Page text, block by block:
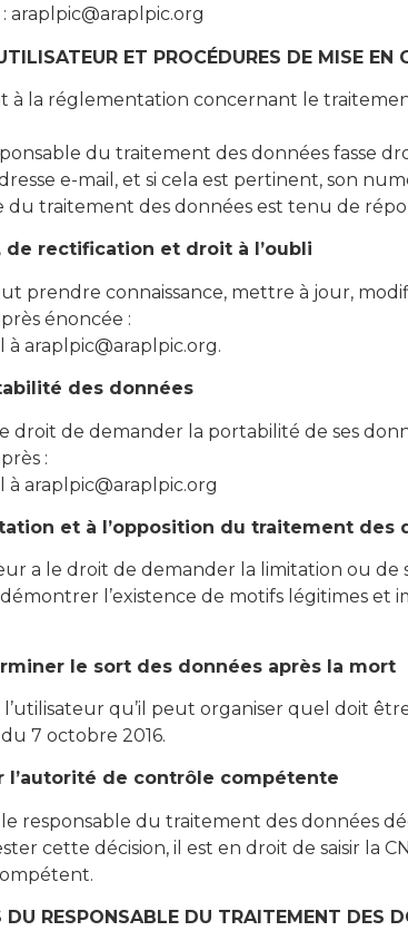
araplpic@araplpic.org
ET PROCÉDURES DE MISE
à la réglementation concernant le
du traitement des données fasse
e-mail, et si cela est pertinent, son
du traitement des données est tenu de
de rectification et droit à l’oubli
prendre connaissance, mettre à jour,
énoncée :
à araplpic@araplpic.org.
des données
droit de demander la portabilité de ses
:
à araplpic@araplpic.org
et à l’opposition du traitement des
a le droit de demander la limitation ou de
l’existence de motifs légitimes
le sort des données après la mort
qu’il peut organiser quel doit
du 7 octobre 2016.
l’autorité de contrôle compétente
le responsable du traitement des données
cette décision, il est en droit de saisir la
RESPONSABLE DU TRAITEMENT DES